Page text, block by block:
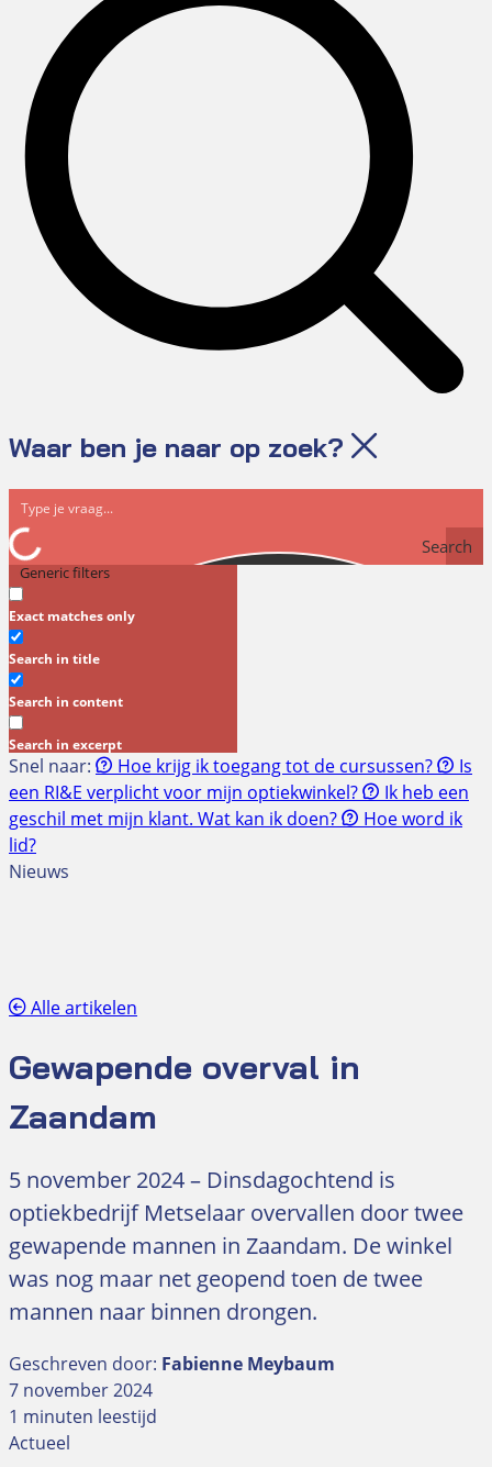
Waar ben je naar op zoek?
Search
Generic filters
Exact matches only
Search in title
Search in content
Search in excerpt
Snel naar: Hoe krijg ik toegang tot de cursussen?
Is
een RI&E verplicht voor mijn optiekwinkel?
Ik heb een
geschil met mijn klant. Wat kan ik doen?
Hoe word ik
lid?
Nieuws
Alle artikelen
Gewapende overval in
Zaandam
5 november 2024 – Dinsdagochtend is
optiekbedrijf Metselaar overvallen door twee
gewapende mannen in Zaandam. De winkel
was nog maar net geopend toen de twee
mannen naar binnen drongen.
Geschreven door: Fabienne Meybaum
7 november 2024
1 minuten leestijd
Actueel